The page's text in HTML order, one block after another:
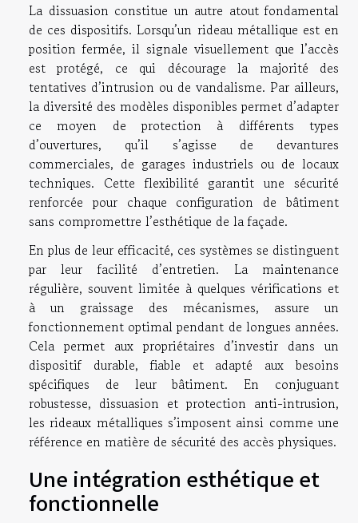
La dissuasion constitue un autre atout fondamental
de ces dispositifs. Lorsqu’un rideau métallique est en
position fermée, il signale visuellement que l’accès
est protégé, ce qui décourage la majorité des
tentatives d’intrusion ou de vandalisme. Par ailleurs,
la diversité des modèles disponibles permet d’adapter
ce moyen de protection à différents types
d’ouvertures, qu’il s’agisse de devantures
commerciales, de garages industriels ou de locaux
techniques. Cette flexibilité garantit une sécurité
renforcée pour chaque configuration de bâtiment
sans compromettre l’esthétique de la façade.
En plus de leur efficacité, ces systèmes se distinguent
par leur facilité d’entretien. La maintenance
régulière, souvent limitée à quelques vérifications et
à un graissage des mécanismes, assure un
fonctionnement optimal pendant de longues années.
Cela permet aux propriétaires d’investir dans un
dispositif durable, fiable et adapté aux besoins
spécifiques de leur bâtiment. En conjuguant
robustesse, dissuasion et protection anti-intrusion,
les rideaux métalliques s’imposent ainsi comme une
référence en matière de sécurité des accès physiques.
Une intégration esthétique et
fonctionnelle